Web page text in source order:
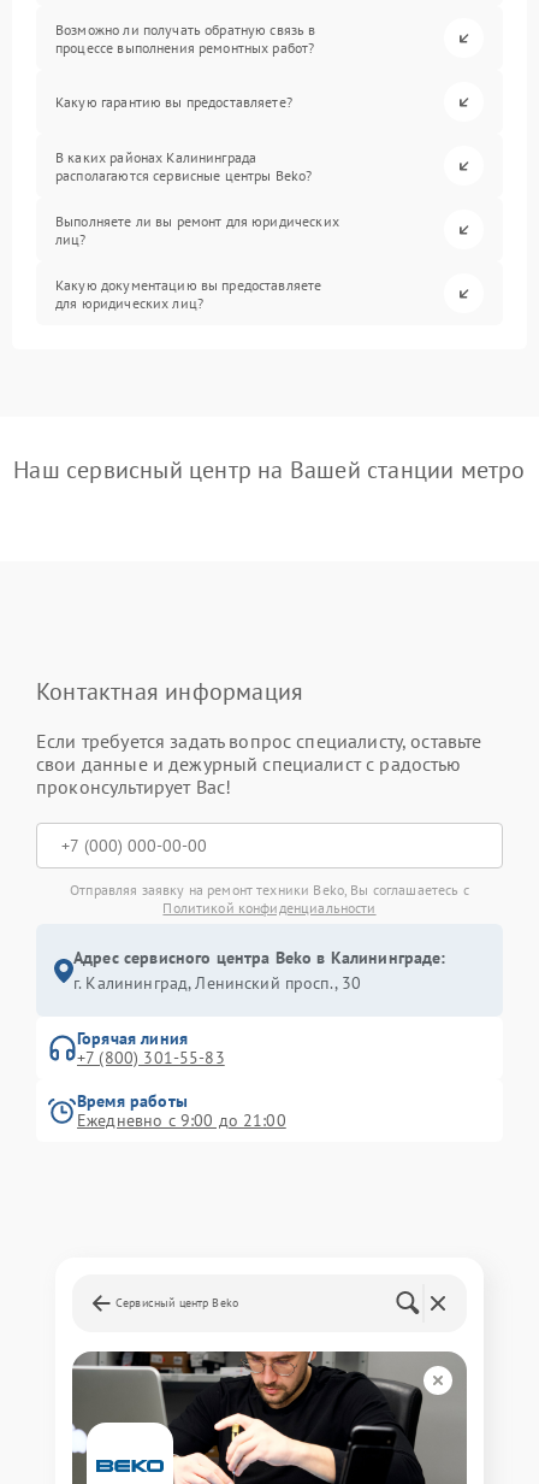
Возможно ли получать обратную связь в
процессе выполнения ремонтных работ?
Какую гарантию вы предоставляете?
В каких районах Калининграда
располагаются сервисные центры Beko?
Выполняете ли вы ремонт для юридических
лиц?
Какую документацию вы предоставляете
для юридических лиц?
Наш сервисный центр на Вашей станции метро
Контактная информация
Если требуется задать вопрос специалисту, оставьте
свои данные и дежурный специалист с радостью
проконсультирует Вас!
Отправляя заявку на ремонт техники Beko, Вы соглашаетесь с
Политикой конфиденциальности
Адрес сервисного центра Beko в Калининграде:
г. Калининград, Ленинский просп., 30
Горячая линия
+7 (800) 301-55-83
Время работы
Ежедневно с 9:00 до 21:00
Сервисный центр Beko